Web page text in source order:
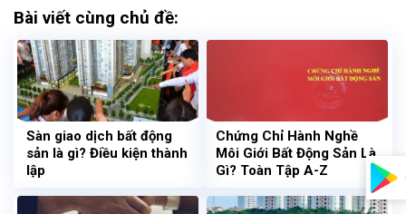
Bài viết cùng chủ đề:
Sàn giao dịch bất động
sản là gì? Điều kiện thành
lập
Chứng Chỉ Hành Nghề
Môi Giới Bất Động Sản Là
Gì? Toàn Tập A-Z